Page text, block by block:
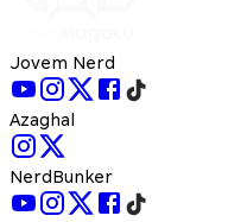
Jovem Nerd
Azaghal
NerdBunker